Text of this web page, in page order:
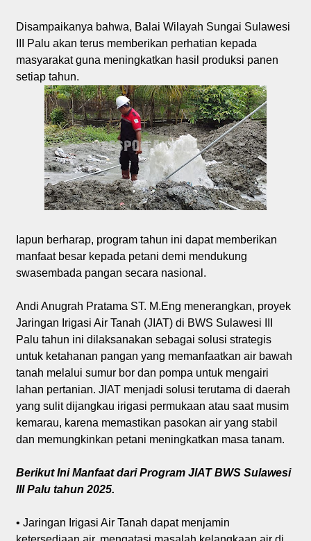
Disampaikanya bahwa, Balai Wilayah Sungai Sulawesi
III Palu akan terus memberikan perhatian kepada
masyarakat guna meningkatkan hasil produksi panen
setiap tahun.
Iapun berharap, program tahun ini dapat memberikan
manfaat besar kepada petani demi mendukung
swasembada pangan secara nasional.
Andi Anugrah Pratama ST. M.Eng menerangkan, proyek
Jaringan Irigasi Air Tanah (JIAT) di BWS Sulawesi III
Palu tahun ini dilaksanakan sebagai solusi strategis
untuk ketahanan pangan yang memanfaatkan air bawah
tanah melalui sumur bor dan pompa untuk mengairi
lahan pertanian. JIAT menjadi solusi terutama di daerah
yang sulit dijangkau irigasi permukaan atau saat musim
kemarau, karena memastikan pasokan air yang stabil
dan memungkinkan petani meningkatkan masa tanam.
Berikut Ini Manfaat dari Program JIAT BWS Sulawesi
III Palu tahun 2025.
• Jaringan Irigasi Air Tanah dapat menjamin